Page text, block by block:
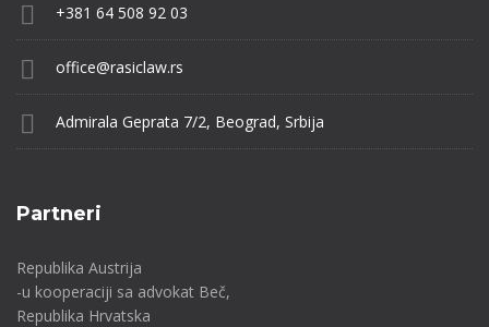
+381 64 508 92 03
office@rasiclaw.rs
Admirala Geprata 7/2, Beograd, Srbija
Partneri
Republika Austrija
-u kooperaciji sa advokat Beč,
Republika Hrvatska